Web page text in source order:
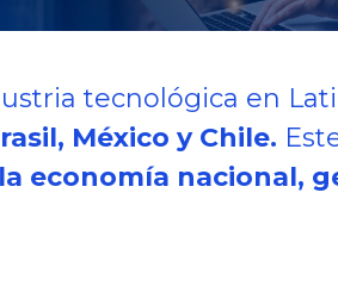
tecnológica en
México y Chile.
economía nacional,